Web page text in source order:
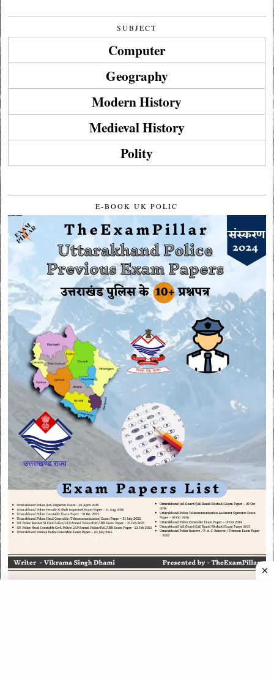
SUBJECT
Computer
Geography
Modern History
Medieval History
Polity
E-BOOK UK POLIC